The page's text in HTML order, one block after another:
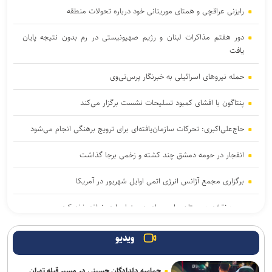
رایزنی عراقچی و همتای موریتانی خود درباره تحولات منطقه
دور هفتم مذاکرات لبنان و رژیم صهیونیستی در رم بدون نتیجه پایان
یافت
حمله نیروهای اسرائیلی به خبرنگار پرس‌تی‌وی
پنتاگون با افشای کمبود تسلیحات نشست برگزار می‌کند
حاج‌علی‌اکبری: تحرکات سازمان‌یافته‌ای برای ترویج برهنگی انجام می‌شود
انفجار در حومه دمشق چند کشته و زخمی برجا گذاشت
برگزاری مجمع آژانس انرژی اتمی اوایل شهریور در آمریکا
یمن: نقشه عربستان برای حمله به صنعاء را در نطفه خفه کردیم
پیام هشدار مقاومت یمن به ریاض
وال‌استریت ژورنال: ترامپ دستور تحقیق درباره افشای اطلاعات ذخایر
ویدیو